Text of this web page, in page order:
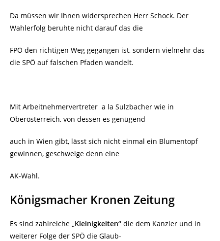
Da müssen wir Ihnen widersprechen Herr Schock. Der
Wahlerfolg beruhte nicht darauf das die
FPÖ den richtigen Weg gegangen ist, sondern vielmehr das
die SPÖ auf falschen Pfaden wandelt.
Mit Arbeitnehmervertreter a la Sulzbacher wie in
Oberösterreich, von dessen es genügend
auch in Wien gibt, lässt sich nicht einmal ein Blumentopf
gewinnen, geschweige denn eine
AK-Wahl.
Königsmacher Kronen Zeitung
Es sind zahlreiche „Kleinigkeiten“ die dem Kanzler und in
weiterer Folge der SPÖ die Glaub-